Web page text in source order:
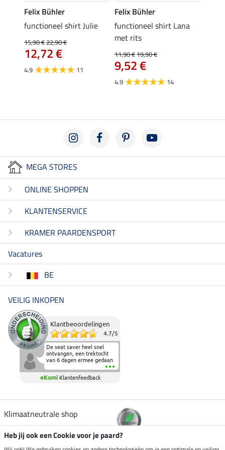
Felix Bühler
functioneel shirt Julie
15,90 €22,90 €
12,72 €
4.9 11
Felix Bühler
functioneel shirt Lana
met rits
11,90 €19,90 €
9,52 €
4.9 14
MEGA STORES
ONLINE SHOPPEN
KLANTENSERVICE
KRAMER PAARDENSPORT
Vacatures
BE
VEILIG INKOPEN
Klantbeoordelingen
4.7/5
De seat saver heel snel
ontvangen, een trektocht
van 6 dagen ermee gedaan
en deze heeft de beproeving
fantastisch doorstaan.
Heerlijk zacht om op te
elkaar in het zadel.
eKomi Klantenfeedback
Klimaatneutrale shop
Verzending per
Heb jij ook een Cookie voor je paard?